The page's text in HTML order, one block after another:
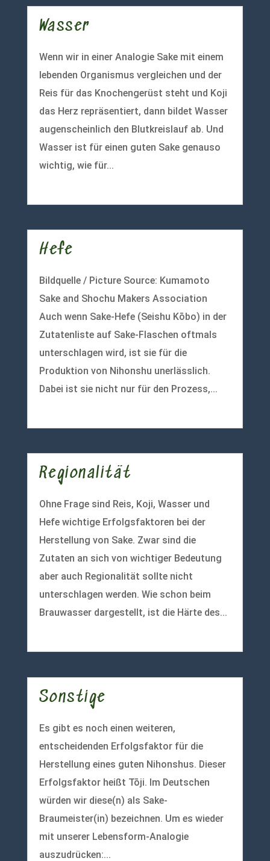
Wasser
Wenn wir in einer Analogie Sake mit einem
lebenden Organismus vergleichen und der
Reis für das Knochengerüst steht und Koji
das Herz repräsentiert, dann bildet Wasser
augenscheinlich den Blutkreislauf ab. Und
Wasser ist für einen guten Sake genauso
wichtig, wie für...
Hefe
Bildquelle / Picture Source: Kumamoto
Sake and Shochu Makers Association
Auch wenn Sake-Hefe (Seishu Kōbo) in der
Zutatenliste auf Sake-Flaschen oftmals
unterschlagen wird, ist sie für die
Produktion von Nihonshu unerlässlich.
Dabei ist sie nicht nur für den Prozess,...
Regionalität
Ohne Frage sind Reis, Koji, Wasser und
Hefe wichtige Erfolgsfaktoren bei der
Herstellung von Sake. Zwar sind die
Zutaten an sich von wichtiger Bedeutung
aber auch Regionalität sollte nicht
unterschlagen werden. Wie schon beim
Brauwasser dargestellt, ist die Härte des...
Sonstige
Es gibt es noch einen weiteren,
entscheidenden Erfolgsfaktor für die
Herstellung eines guten Nihonshus. Dieser
Erfolgsfaktor heißt Tōji. Im Deutschen
würden wir diese(n) als Sake-
Braumeister(in) bezeichnen. Um es wieder
mit unserer Lebensform-Analogie
auszudrücken:...